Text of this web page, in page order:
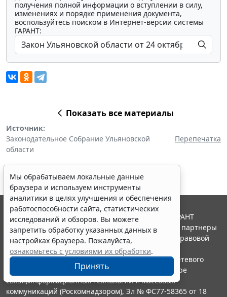
получения полной информации о вступлении в силу,
изменениях и порядке применения документа,
воспользуйтесь поиском в Интернет-версии системы
ГАРАНТ:
Показать все материалы
Источник:
Законодательное Собрание Ульяновской
области
Перепечатка
Мы обрабатываем локальные данные
браузера и используем инструменты
аналитики в целях улучшения и обеспечения
работоспособности сайта, статистических
исследований и обзоров. Вы можете
запретить обработку указанных данных в
настройках браузера. Пожалуйста,
ознакомьтесь с условиями их обработки.
Принять
© ООО "НПП "ГАРАНТ-СЕРВИС", 2026. Система ГАРАНТ
выпускается с 1990 года. Компания "Гарант" и ее партнеры
являются участниками Российской ассоциации правовой
информации ГАРАНТ.
Портал ГАРАНТ.РУ зарегистрирован в качестве сетевого
издания Федеральной службой по надзору в сфере
связи,информационных технологий и массовых
коммуникаций (Роскомнадзором), Эл № ФС77-58365 от 18